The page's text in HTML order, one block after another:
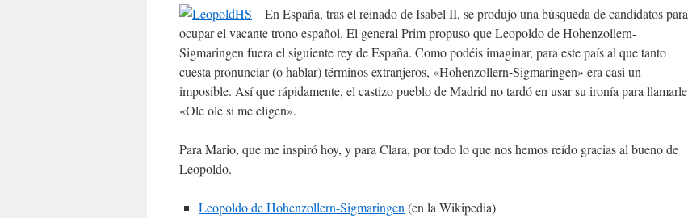
En España, tras el reinado de Isabel II, se produjo una búsqueda de candidatos para
ocupar el vacante trono español. El general Prim propuso que Leopoldo de Hohenzollern-
Sigmaringen fuera el siguiente rey de España. Como podéis imaginar, para este país al que tanto
cuesta pronunciar (o hablar) términos extranjeros, «Hohenzollern-Sigmaringen» era casi un
imposible. Así que rápidamente, el castizo pueblo de Madrid no tardó en usar su ironía para llamarle
«Ole ole si me eligen».
Para Mario, que me inspiró hoy, y para Clara, por todo lo que nos hemos reído gracias al bueno de
Leopoldo.
Leopoldo de Hohenzollern-Sigmaringen (en la Wikipedia)